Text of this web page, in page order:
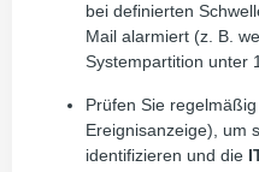
bei definierten
Mail alarmiert (z. B.
Systempartition unter
Prüfen Sie
Ereignisanzeige), um
identifizieren und die